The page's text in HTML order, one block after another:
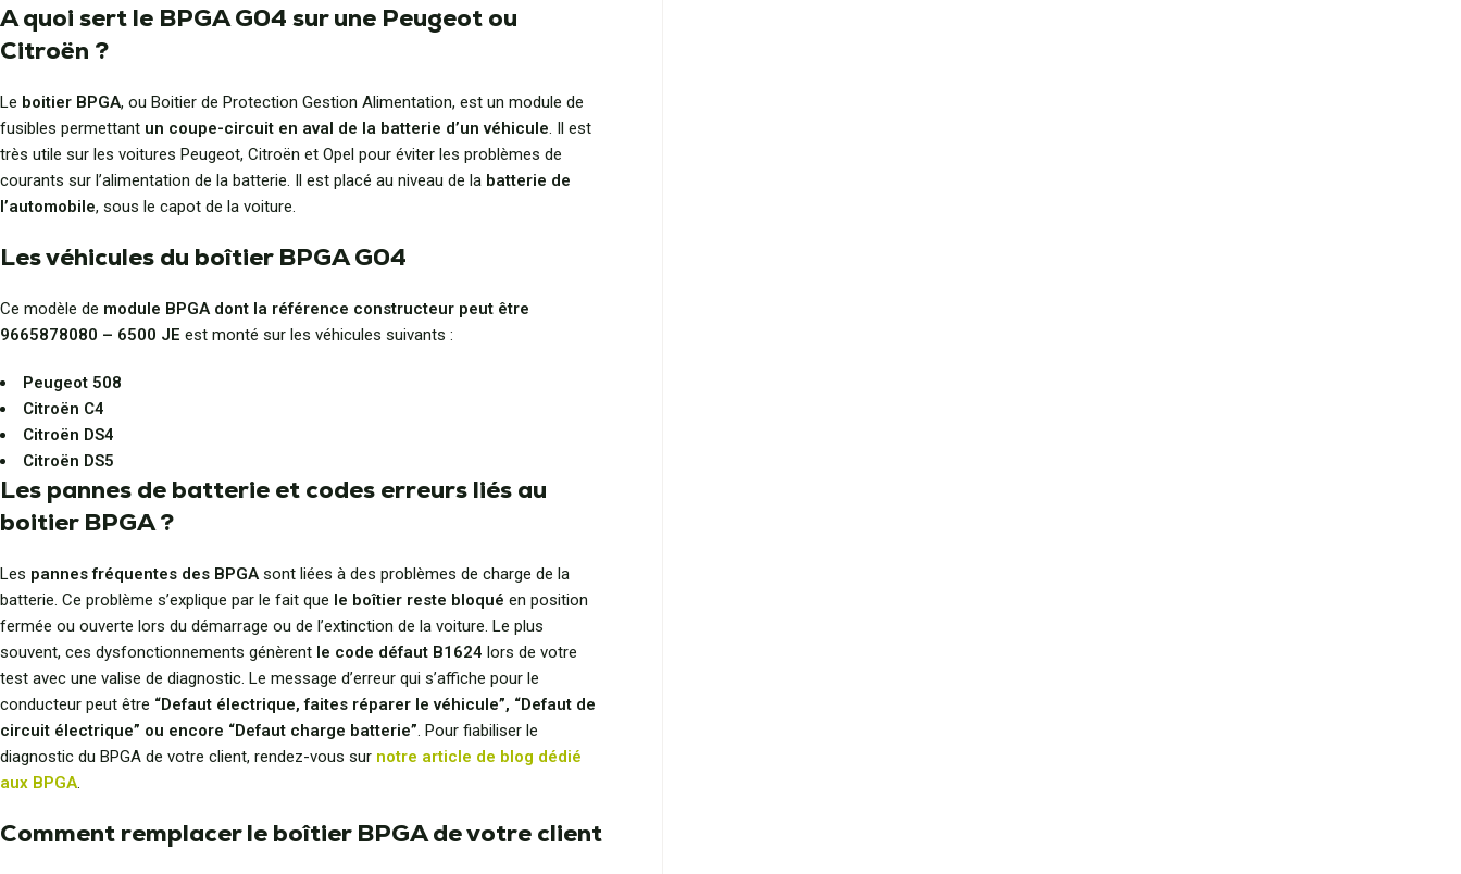
A quoi sert le BPGA G04 sur une Peugeot ou
Citroën ?
Le boitier BPGA, ou Boitier de Protection Gestion Alimentation, est un module de
fusibles permettant un coupe-circuit en aval de la batterie d’un véhicule. Il est
très utile sur les voitures Peugeot, Citroën et Opel pour éviter les problèmes de
courants sur l’alimentation de la batterie. Il est placé au niveau de la batterie de
l’automobile, sous le capot de la voiture.
Les véhicules du boîtier BPGA G04
Ce modèle de module BPGA dont la référence constructeur peut être
9665878080 – 6500 JE est monté sur les véhicules suivants :
Peugeot 508
Citroën C4
Citroën DS4
Citroën DS5
Les pannes de batterie et codes erreurs liés au
boitier BPGA ?
Les pannes fréquentes des BPGAsont liées à des problèmes de charge de la
batterie. Ce problème s’explique par le fait que le boîtier reste bloqué en position
fermée ou ouverte lors du démarrage ou de l’extinction de la voiture. Le plus
souvent, ces dysfonctionnements génèrent le code défaut B1624 lors de votre
test avec une valise de diagnostic. Le message d’erreur qui s’affiche pour le
conducteur peut être “Defaut électrique, faites réparer le véhicule”, “Defaut de
circuit électrique” ou encore “Defaut charge batterie”. Pour fiabiliser le
diagnostic du BPGA de votre client, rendez-vous sur notre article de blog dédié
aux BPGA.
Comment remplacer le boîtier BPGA de votre client